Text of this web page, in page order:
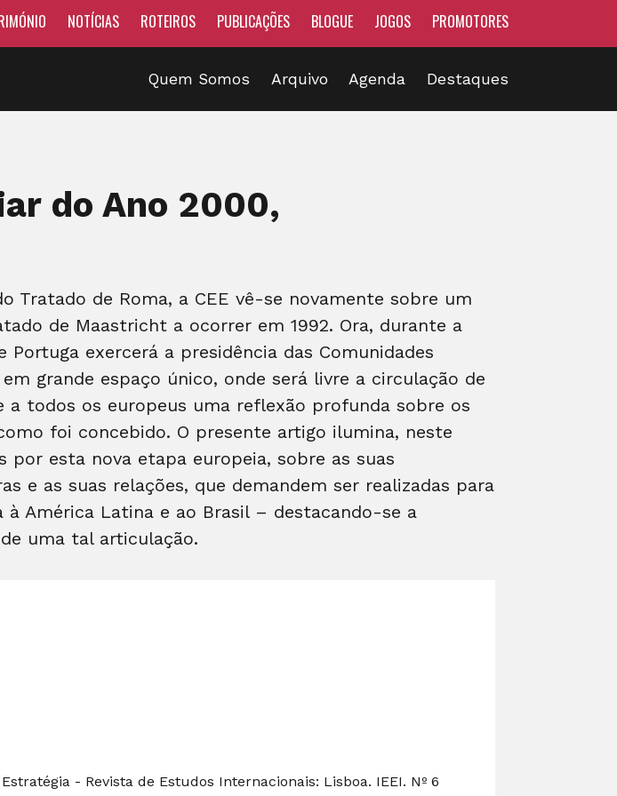
NOTÍCIAS ROTEIROS PUBLICAÇÕES BLOGUE JOGOS PROMOTORES
Quem Somos Arquivo Agenda Destaques
do Ano 2000,
Tratado de Roma, a CEE vê-se novamente sobre um
de Maastricht a ocorrer em 1992. Ora, durante a
exercerá a presidência das Comunidades
grande espaço único, onde será livre a circulação de
a todos os europeus uma reflexão profunda sobre os
foi concebido. O presente artigo ilumina, neste
esta nova etapa europeia, sobre as suas
e as suas relações, que demandem ser realizadas para
América Latina e ao Brasil – destacando-se a
uma tal articulação.
- Revista de Estudos Internacionais: Lisboa. IEEI. Nº 6